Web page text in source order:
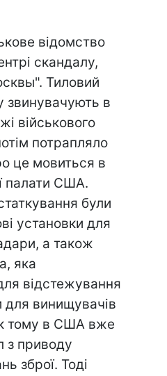
відомство
скандалу,
Тиловий
звинувачують в
військового
потрапляло
це мовиться в
палати США.
були
установки для
а також
яка
відстежування
для винищувачів
тому в США вже
з приводу
зброї. Тоді